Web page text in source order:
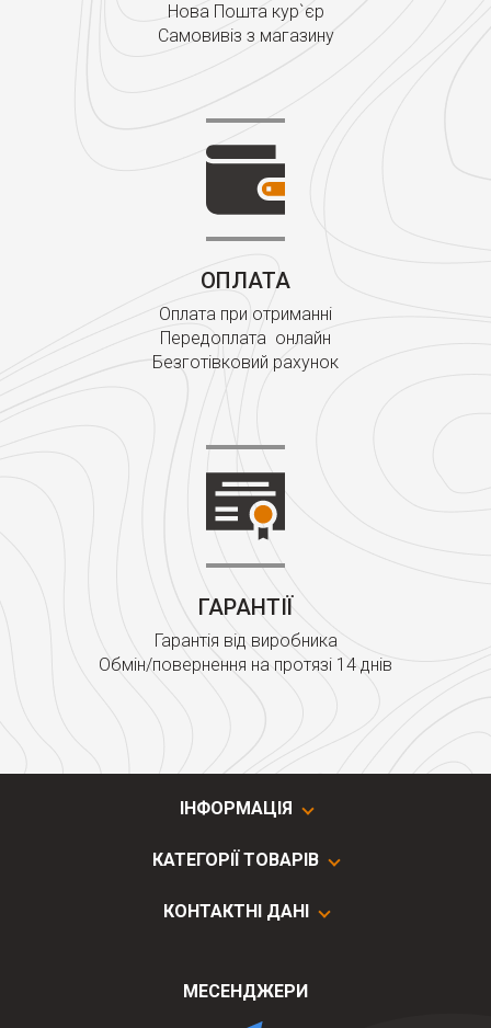
Нова Пошта кур`єр
Самовивіз з магазину
ОПЛАТА
Оплата при отриманні
Передоплата онлайн
Безготівковий рахунок
ГАРАНТІЇ
Гарантія від виробника
Обмін/повернення на протязі 14 днів
ІНФОРМАЦІЯ
КАТЕГОРІЇ ТОВАРІВ
КОНТАКТНІ ДАНІ
МЕСЕНДЖЕРИ